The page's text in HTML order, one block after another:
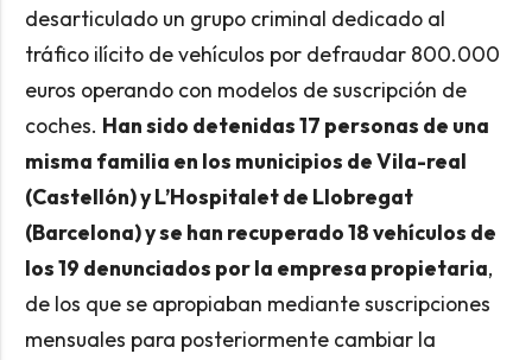
desarticulado un grupo criminal dedicado al
tráfico ilícito de vehículos por defraudar 800.000
euros operando con modelos de suscripción de
coches. Han sido detenidas 17 personas de una
misma familia en los municipios de Vila-real
(Castellón) y L’Hospitalet de Llobregat
(Barcelona) y se han recuperado 18 vehículos de
los 19 denunciados por la empresa propietaria,
de los que se apropiaban mediante suscripciones
mensuales para posteriormente cambiar la